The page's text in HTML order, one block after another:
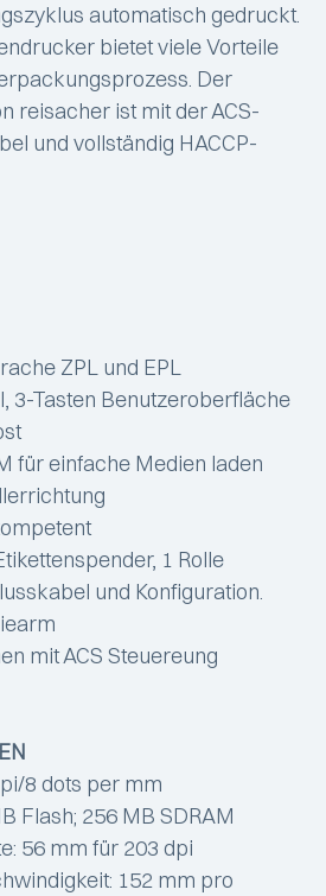
automatisch gedruckt.
bietet viele Vorteile
Der
reisacher ist mit der ACS-
und vollständig HACCP-
ZPL und EPL
3-Tasten Benutzeroberfläche
für einfache Medien laden
1 Rolle
und Konfiguration.
mit ACS Steuereung
8 dots per mm
Flash; 256 MB SDRAM
56 mm für 203 dpi
152 mm pro